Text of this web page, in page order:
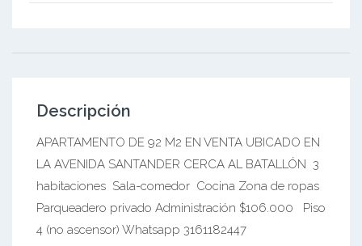
Descripción
APARTAMENTO DE 92 M2 EN VENTA UBICADO EN
LA AVENIDA SANTANDER CERCA AL BATALLÓN 3
habitaciones Sala-comedor Cocina Zona de ropas
Parqueadero privado Administración $106.000 Piso
4 (no ascensor) Whatsapp 3161182447